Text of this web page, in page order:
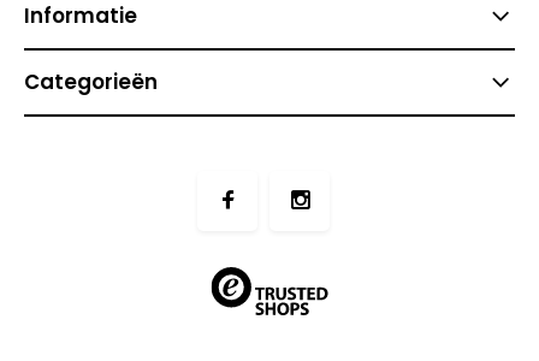
Informatie
Categorieën